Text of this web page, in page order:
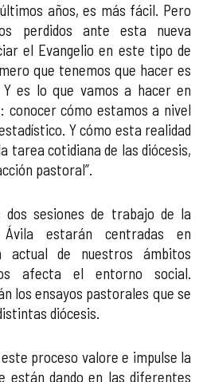
años, es más fácil. Pero
perdidos ante esta nueva
el Evangelio en este tipo de
que tenemos que hacer es
es lo que vamos a hacer en
conocer cómo estamos a nivel
Y cómo esta realidad
tarea cotidiana de las diócesis,
pastoral”.
sesiones de trabajo de la
estarán centradas en
actual de nuestros ámbitos
afecta el entorno social.
los ensayos pastorales que se
diócesis.
proceso valore e impulse la
están dando en las diferentes